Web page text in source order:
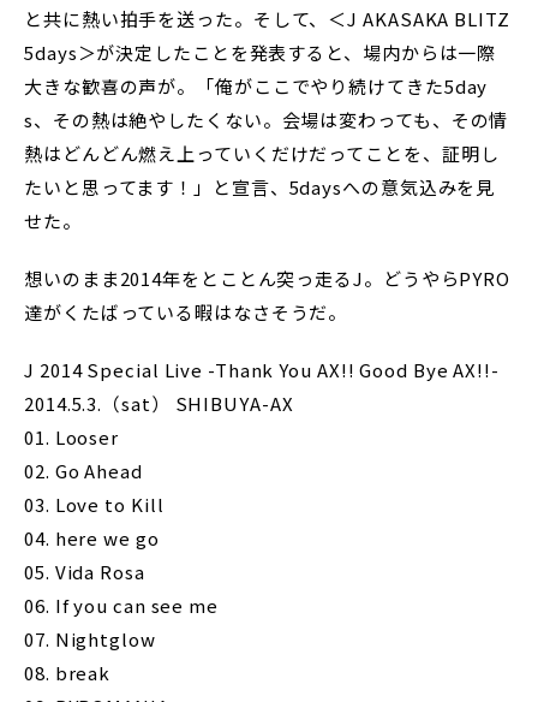
と共に熱い拍手を送った。そして、＜J AKASAKA BLITZ
5days＞が決定したことを発表すると、場内からは一際
大きな歓喜の声が。「俺がここでやり続けてきた5day
s、その熱は絶やしたくない。会場は変わっても、その情
熱はどんどん燃え上っていくだけだってことを、証明し
たいと思ってます！」と宣言、5daysへの意気込みを見
せた。
想いのまま2014年をとことん突っ走るJ。どうやらPYRO
達がくたばっている暇はなさそうだ。
J 2014 Special Live -Thank You AX!! Good Bye AX!!-
2014.5.3.（sat） SHIBUYA-AX
01. Looser
02. Go Ahead
03. Love to Kill
04. here we go
05. Vida Rosa
06. If you can see me
07. Nightglow
08. break